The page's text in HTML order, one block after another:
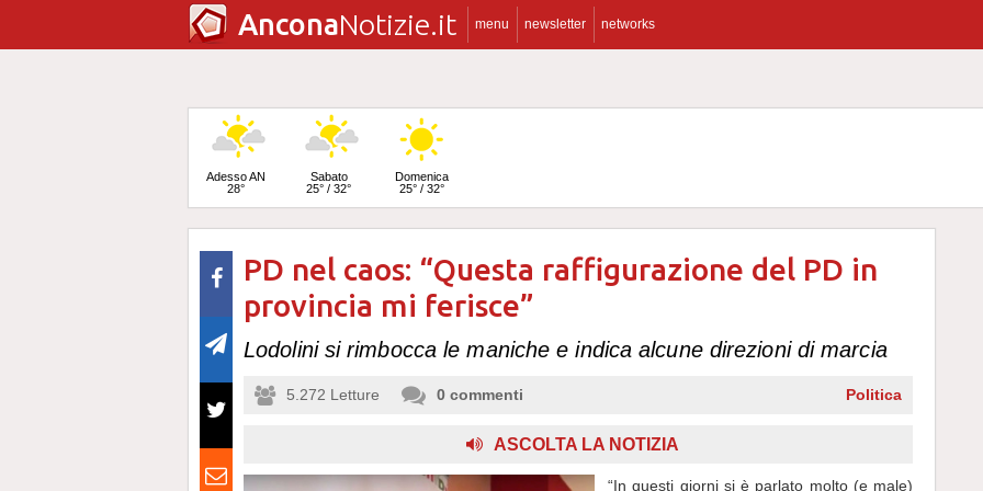
AnconaNotizie.it menu newsletter networks
Adesso AN
28°
Sabato
25° / 32°
Domenica
25° / 32°
Lunedì
24° / 33°
PD nel caos: “Questa raffigurazione del PD in
provincia mi ferisce”
Lodolini si rimbocca le maniche e indica alcune direzioni di marcia
5.272 Letture 0 commenti Politica
ASCOLTA LA NOTIZIA
“In questi giorni si è parlato molto (e male)